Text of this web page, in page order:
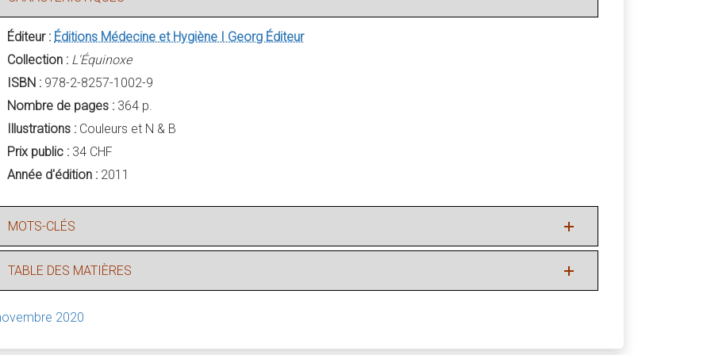
Éditeur : Éditions Médecine et Hygiène Ι Georg Éditeur
Collection : L'Équinoxe
ISBN : 978-2-8257-1002-9
Nombre de pages : 364 p.
Illustrations : Couleurs et N & B
Prix public : 34 CHF
Année d'édition : 2011
MOTS-CLÉS
TABLE DES MATIÈRES
2020